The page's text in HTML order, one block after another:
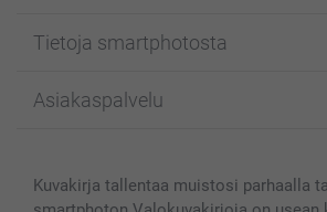
Kuvakortit
Kuvakirjat
Kännykkä & Tabletti
Tietoja smartphotosta
Affiliate ohjelma
Sivukartta
Asiakaspalvelu
smartbonus
Kuvakirja tallentaa muistosi parhaalla